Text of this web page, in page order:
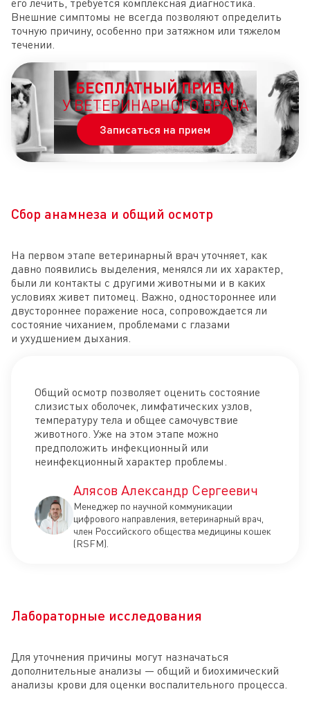
Внешние симптомы не всегда позволяют определить
точную причину, особенно при затяжном или тяжелом
течении.
БЕСПЛАТНЫЙ ПРИЕМ
У ВЕТЕРИНАРНОГО ВРАЧА
Записаться на прием
Сбор анамнеза и общий осмотр
На первом этапе ветеринарный врач уточняет, как
давно появились выделения, менялся ли их характер,
были ли контакты с другими животными и в каких
условиях живет питомец. Важно, одностороннее или
двустороннее поражение носа, сопровождается ли
состояние чиханием, проблемами с глазами
и ухудшением дыхания.
Общий осмотр позволяет оценить состояние
слизистых оболочек, лимфатических узлов,
температуру тела и общее самочувствие
животного. Уже на этом этапе можно
предположить инфекционный или
неинфекционный характер проблемы.
Алясов Александр Сергеевич
Менеджер по научной коммуникации
цифрового направления, ветеринарный врач,
член Российского общества медицины кошек
(RSFM).
Лабораторные исследования
Для уточнения причины могут назначаться
дополнительные анализы — общий и биохимический
анализы крови для оценки воспалительного процесса.